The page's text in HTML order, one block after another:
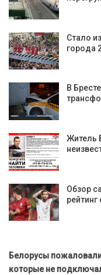
Стало
города
В
Житель
Обзор
рейтинг
Белорусы
которые не